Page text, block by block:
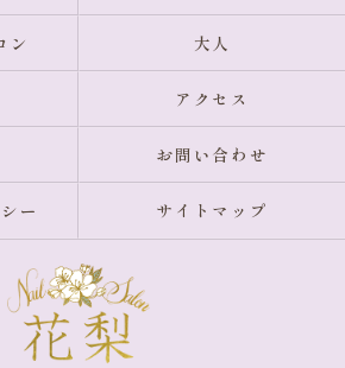
ン 大人
アクセス
お問い合わせ
ー サイトマップ